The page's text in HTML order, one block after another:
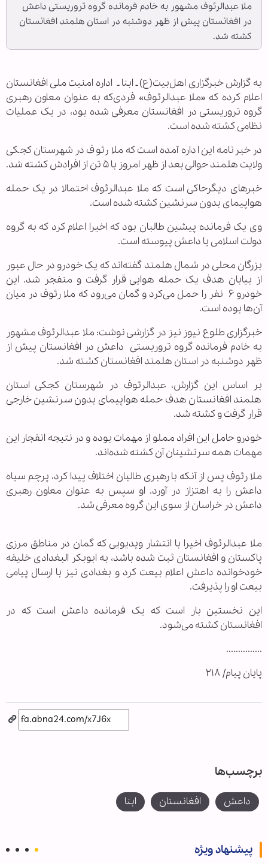
ملا عبدالرئوف مشهور به خادم فرمانده گروه تروریستی داعش
در افغانستان پیش از ظهر دوشنبه در استان هلمند افغانستان
کشته شد.
به گزارش خبرگزاری اهل‌بیت(ع) ـ ابنا ـ اداره امنیت ملی افغانستان
اعلام کرده که «ملا عبدالرئوف» فردی‌که به عنوان معاون رهبری
گروه تروریستی در افغانستان معرفی شده بود، در یک عملیات
نظامی کشته شده است.
در خبرنامه این اداره آمده است که ملا رئوف در شهرستان کجکی
ولایت هلمند حوالی بعد از ظهر امروز با ۵ تن از افرادش کشته شد.
خبرهای دیگرحاکی است که ملا عبدالرئوف احتمالا در یک حمله
هواپیمای بدون سرنشین کشته شده است.
وی یک فرمانده پیشین طالبان بود که اخیرا اعلام کرد که به گروه
دولت اسلامی یا داعش پیوسته است.
بزرگان محلی در شمال هلمند گفته‌اند که یک خودرو در حال عبور
از بیابان هدف یک حمله هوایی قرار گرفت و منفجر شد. این
خودرو ۶ نفر را حمل می‌کرد و گمان می‌رود که ملا رئوف در میان
آن‌ها بوده است.
خبرگزاری طلوع نیوز نیز در گزارشی نوشت: ملا عبدالرئوف مشهور
به خادم فرمانده گروه تروریستی داعش در افغانستان پیش از
ظهر دوشنبه در استان هلمند افغانستان کشته شد.
بر اساس این گزارش، عبدالرئوف در شهرستان کجکی استان
هلمند افغانستان هدف حمله هواپیمای بدون سرنشین خارجی
قرار گرفت و کشته شد.
خودرو حامل این افراد مملو از مهمات بوده و در نتیجه انفجار این
مهمات همه‌ سرنشینان آن کشته شده‌اند.
ملا رئوف پس از آنکه با رهبری طالبان اختلاف پیدا کرد، پرچم سیاه
داعش را به اهتزاز در آورد. او سپس به عنوان معاون رهبری
داعش در خراسان از سوی این گروه معرفی شد.
ملا عبدالرئوف اخیرا با انتشار ویدیویی که گمان در مناطق مرزی
پاکستان و افغانستان ثبت شده باشد، به ابوبکر البغدادی خلیفه
خودخوانده داعش اعلام بیعت کرد و بغدادی نیز با ارسال پیامی
بیعت او را پذیرفت.
این نخستین بار است که یک فرمانده داعش است که در
افغانستان کشته می‌شود.
...............
پایان پیام/ ۲۱۸
برچسب‌ها
داعش افغانستان ابنا
پیشنهاد ویژه